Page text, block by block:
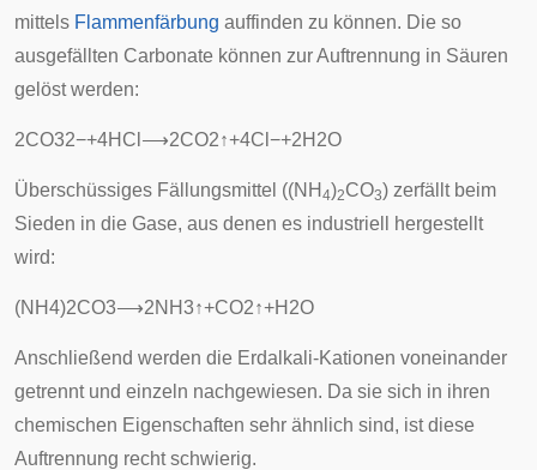
mittels Flammenfärbung auffinden zu können. Die so
ausgefällten Carbonate können zur Auftrennung in Säuren
gelöst werden:
2CO32−+4H C ⟶2CO2↑+4C −+2H 2O
Überschüssiges Fällungsmittel ((NH 4)2CO3) zerfällt beim
Sieden in die Gase, aus denen es industriell hergestellt
wird:
(N H4)2CO3⟶2N H3↑+CO2↑+H 2O
Anschließend werden die Erdalkali-Kationen voneinander
getrennt und einzeln nachgewiesen. Da sie sich in ihren
chemischen Eigenschaften sehr ähnlich sind, ist diese
Auftrennung recht schwierig.